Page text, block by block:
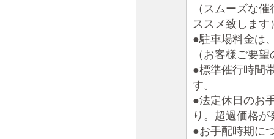
（スムーズな
ススメ致します
●駐車場料金は
（お客様ご要
●標準催行時間
す。
●法定休日のお
り。超過価格
●お手配時期に